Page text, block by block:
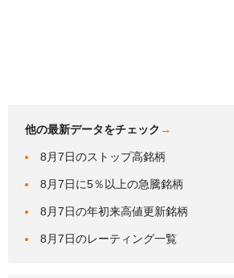
他の最新データをチェック →
8月7日のストップ高銘柄
8月7日に5％以上の急騰銘柄
8月7日の年初来高値更新銘柄
8月7日のレーティング一覧